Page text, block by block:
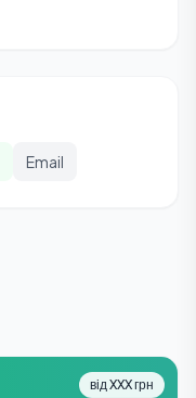
Email
від XXX грн